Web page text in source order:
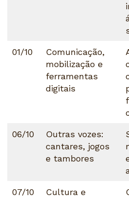
01/10
Comunicação,
mobilização e
ferramentas
digitais
06/10
Outras vozes:
cantares, jogos
e tambores
07/10
Cultura e